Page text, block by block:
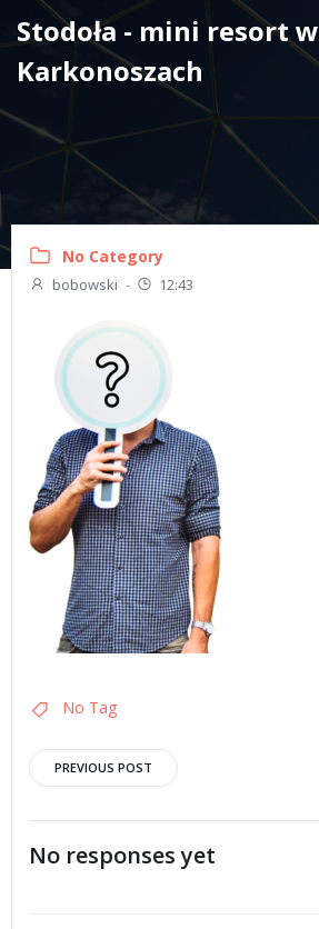
Skip
to
content
Stodoła - mini resort w
Karkonoszach
No Category
bobowski - 12:43
No Tag
Post
navigation
PREVIOUS POST
No responses yet